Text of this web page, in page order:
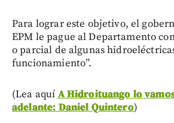
Para lograr este objetivo, el
EPM le pague al Departamento
o parcial de algunas
funcionamiento”.
(Lea aquí A Hidroituango lo
adelante: Daniel Quintero)